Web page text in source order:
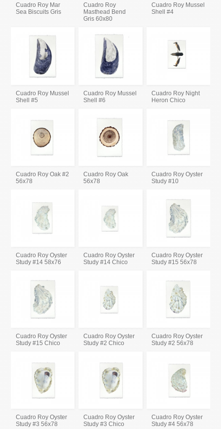
Cuadro Roy Mar
Sea Biscuits Gris
Cuadro Roy
Masthead Bend
Gris 60x80
Cuadro Roy Mussel
Shell #4
Cuadro Roy Mussel
Shell #5
Cuadro Roy Mussel
Shell #6
Cuadro Roy Night
Heron Chico
Cuadro Roy Oak #2
56x78
Cuadro Roy Oak
56x78
Cuadro Roy Oyster
Study #10
Cuadro Roy Oyster
Study #14 58x76
Cuadro Roy Oyster
Study #14 Chico
Cuadro Roy Oyster
Study #15 56x78
Cuadro Roy Oyster
Study #15 Chico
Cuadro Roy Oyster
Study #2 Chico
Cuadro Roy Oyster
Study #2 56x78
Cuadro Roy Oyster
Study #3 56x78
Cuadro Roy Oyster
Study #3 Chico
Cuadro Roy Oyster
Study #4 56x78